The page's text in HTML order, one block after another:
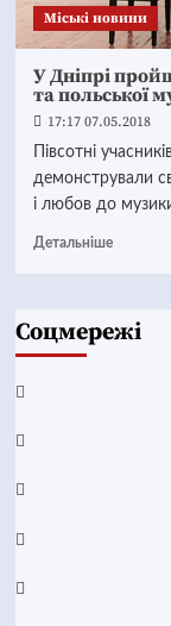
Mіські новини
У Дніпрі
та польської
17:17 07.05.2018
Півсотні
демонстрували
і любов до
Детальніше
Соцмережі
Facebook
YouTube
Telegram
Instagram
Twitter